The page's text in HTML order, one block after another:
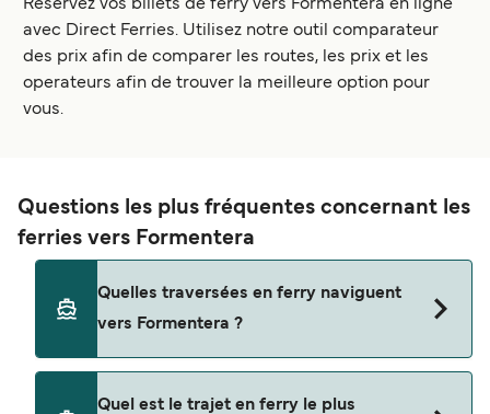
Réservez vos billets de ferry vers Formentera en ligne
avec Direct Ferries. Utilisez notre outil comparateur
des prix afin de comparer les routes, les prix et les
operateurs afin de trouver la meilleure option pour
vous.
Questions les plus fréquentes concernant les
ferries vers Formentera
Quelles traversées en ferry naviguent
vers Formentera ?
Quel est le trajet en ferry le plus